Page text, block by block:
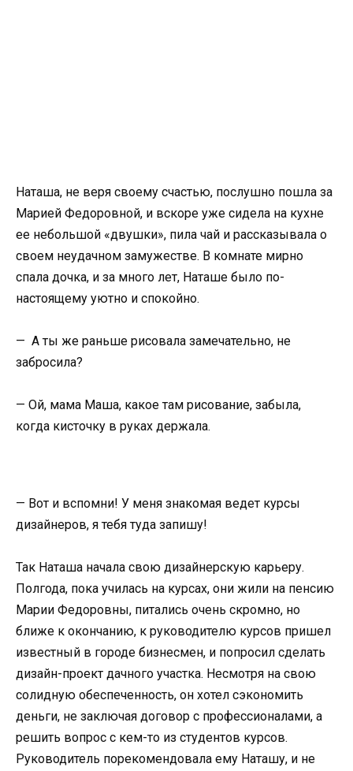
Наташа, не веря своему счастью, послушно пошла за
Марией Федоровной, и вскоре уже сидела на кухне
ее небольшой «двушки», пила чай и рассказывала о
своем неудачном замужестве. В комнате мирно
спала дочка, и за много лет, Наташе было по-
настоящему уютно и спокойно.
— А ты же раньше рисовала замечательно, не
забросила?
— Ой, мама Маша, какое там рисование, забыла,
когда кисточку в руках держала.
— Вот и вспомни! У меня знакомая ведет курсы
дизайнеров, я тебя туда запишу!
Так Наташа начала свою дизайнерскую карьеру.
Полгода, пока училась на курсах, они жили на пенсию
Марии Федоровны, питались очень скромно, но
ближе к окончанию, к руководителю курсов пришел
известный в городе бизнесмен, и попросил сделать
дизайн-проект дачного участка. Несмотря на свою
солидную обеспеченность, он хотел сэкономить
деньги, не заключая договор с профессионалами, а
решить вопрос с кем-то из студентов курсов.
Руководитель порекомендовала ему Наташу, и не